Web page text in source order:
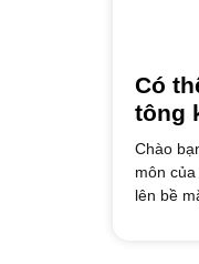
Có
tông
Chào
môn
lên bề